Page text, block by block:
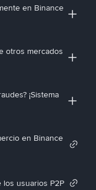
en Binance
otros mercados
¡Sistema
en Binance
los usuarios P2P